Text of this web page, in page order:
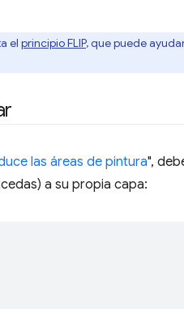
el principio FLIP, que puede
las áreas de pintura",
a su propia capa: